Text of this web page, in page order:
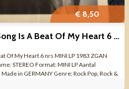
€ 8,50
Mink DeVille – Each Song Is A Beat Of My Heart 6 nrs MINI LP ZG
Of My Heart 6 nrs MINI LP 1983 ZGAN
STEREO Format: MINI LP Aantal
in GERMANY Genre: Rock Pop, Rock &